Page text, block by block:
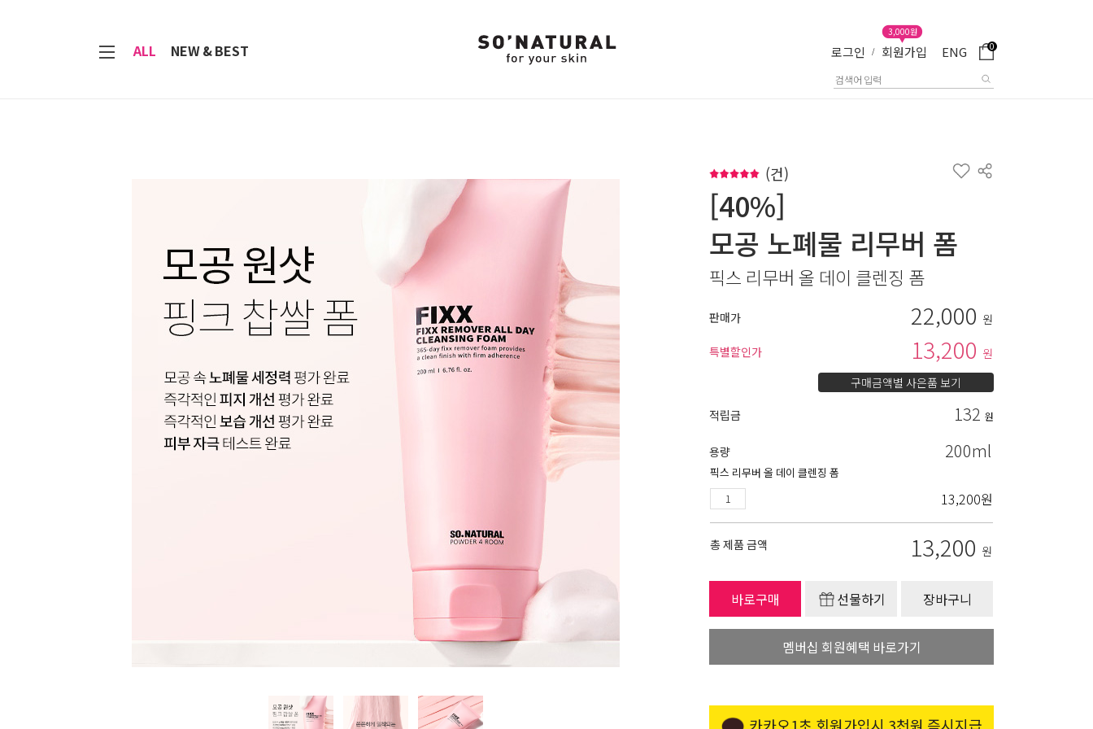
ALL NEW & BEST 로그인 / 회원가입
3,000원
ENG 0
(건)
[40%]
모공 노폐물 리무버 폼
픽스 리무버 올 데이 클렌징 폼
판매가 22,000 원
특별할인가
13,200 원
구매금액별 사은품 보기
적립금
132 원
용량 200ml
픽스 리무버 올 데이 클렌징 폼
13,200원
총 제품 금액 13,200 원
바로구매 선물하기 장바구니
멤버십 회원혜택 바로가기